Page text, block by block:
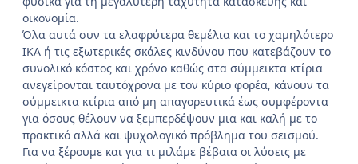
οικονομία.
Όλα αυτά συν τα ελαφρύτερα θεμέλια και το χαμηλότερο
ΙΚΑ ή τις εξωτερικές σκάλες κινδύνου που κατεβάζουν το
συνολικό κόστος και χρόνο καθώς στα σύμμεικτα κτίρια
ανεγείρονται ταυτόχρονα με τον κύριο φορέα, κάνουν τα
σύμμεικτα κτίρια από μη απαγορευτικά έως συμφέροντα
για όσους θέλουν να ξεμπερδέψουν μια και καλή με το
πρακτικό αλλά και ψυχολογικό πρόβλημα του σεισμού.
Για να ξέρουμε και για τι μιλάμε βέβαια οι λύσεις με